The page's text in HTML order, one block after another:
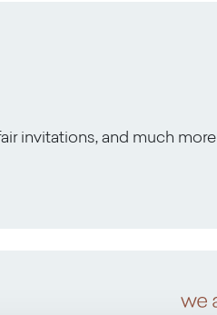
invitations, and much more